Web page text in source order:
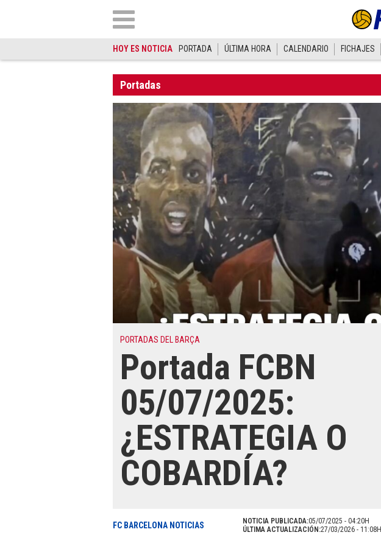
HOY ES NOTICIA PORTADA ÚLTIMA HORA CALENDARIO FICHAJES
Portadas
PORTADAS DEL BARÇA
Portada FCBN
05/07/2025:
¿ESTRATEGIA O
COBARDÍA?
FC BARCELONA NOTICIAS NOTICIA PUBLICADA:05/07/2025 - 04:20H
ÚLTIMA ACTUALIZACIÓN:27/03/2026 - 11:08H